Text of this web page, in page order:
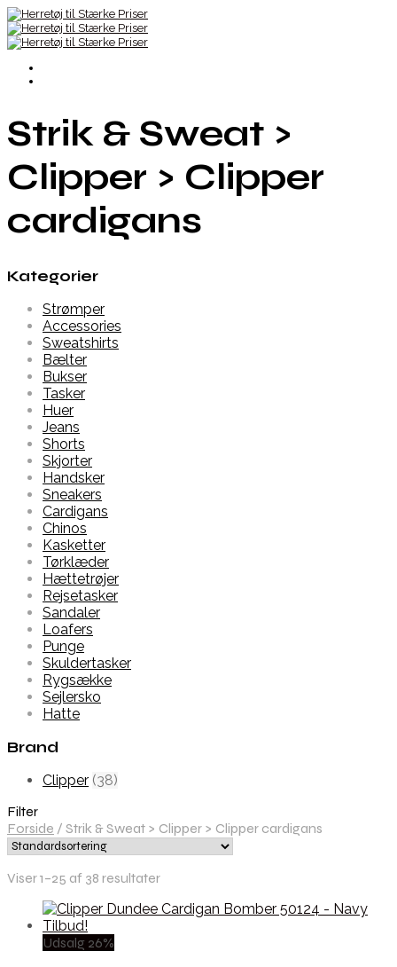
Strik & Sweat >
Clipper > Clipper
cardigans
Kategorier
Strømper
Accessories
Sweatshirts
Bælter
Bukser
Tasker
Huer
Jeans
Shorts
Skjorter
Handsker
Sneakers
Cardigans
Chinos
Kasketter
Tørklæder
Hættetrøjer
Rejsetasker
Sandaler
Loafers
Punge
Skuldertasker
Rygsække
Sejlersko
Hatte
Brand
Clipper (38)
Filter
Forside / Strik & Sweat > Clipper > Clipper cardigans
Viser 1–25 af 38 resultater
Udsalg 26%